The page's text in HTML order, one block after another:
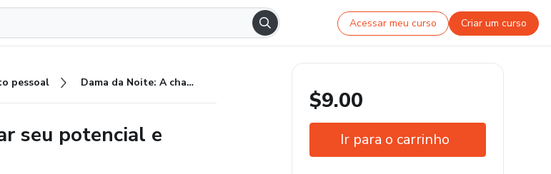
Acessar meu curso Criar um curso
pessoal Dama da Noite: A chave para desbloquear seu potencial e conquistar seus sonhos
seu potencial e
$9.00
Ir para o carrinho